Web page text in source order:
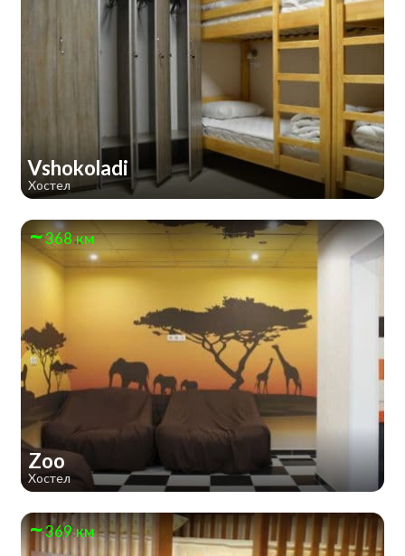
Vshokoladi
Хостел
368 км
Zoo
Хостел
369 км